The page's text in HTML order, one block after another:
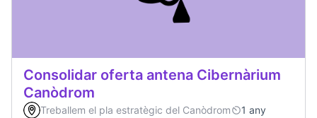
Consolidar oferta antena Cibernàrium
Canòdrom
Treballem el pla estratègic del Canòdrom
1 any